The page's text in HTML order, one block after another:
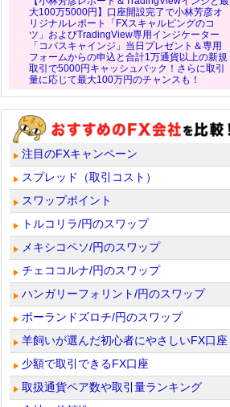
大100万5000円】口座開設完了で小林芳彦オ
リジナルレポート「FXスキャルピングのコ
ツ」およびTradingView専用インジケーター
「コバスキャインジ」当日プレゼント＆専用
フォームからの申込と合計1万通貨以上の新規
取引で5000円キャッシュバック！さらに取引
量に応じて最大100万円のチャンスも！
注目のFXキャンペーン
スプレッド（取引コスト）
スワップポイント
トルコリラ/円のスワップ
メキシコペソ/円のスワップ
チェココルナ/円のスワップ
ハンガリーフォリント/円のスワップ
ポーランドズロチ/円のスワップ
羊飼いが選んだ初心者にやさしいFX口座
少額で取引できるFX口座
取扱通貨ペア数や取引量ランキング